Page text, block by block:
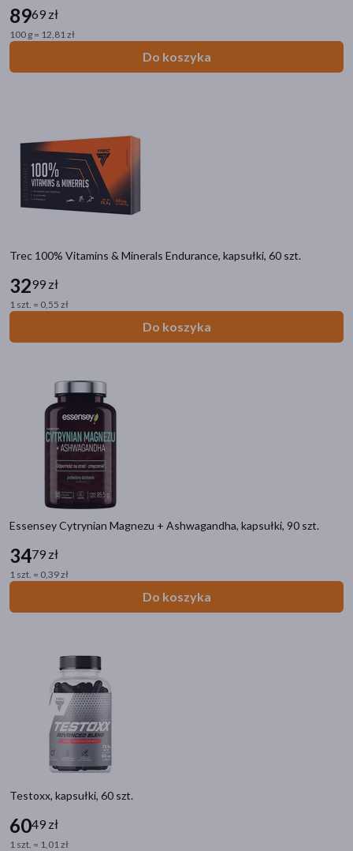
8969 zł
100 g = 12,81 zł
Do koszyka
Trec 100% Vitamins & Minerals Endurance, kapsułki, 60 szt.
3299 zł
1 szt. = 0,55 zł
Do koszyka
Essensey Cytrynian Magnezu + Ashwagandha, kapsułki, 90 szt.
3479 zł
1 szt. = 0,39 zł
Do koszyka
Testoxx, kapsułki, 60 szt.
6049 zł
1 szt. = 1,01 zł